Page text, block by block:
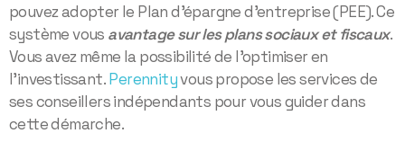
pouvez adopter le Plan d’épargne d’entreprise (PEE). Ce
système vous avantage sur les plans sociaux et fiscaux.
Vous avez même la possibilité de l’optimiser en
l’investissant.Perennityvous propose les services de
ses conseillers indépendants pour vous guider dans
cette démarche.